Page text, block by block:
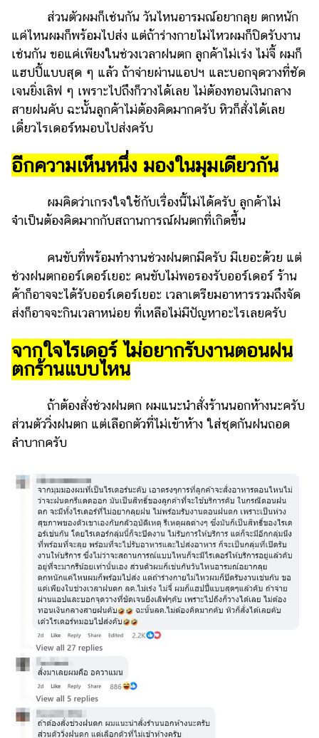
ส่วนตัวผมก็เช่นกัน วันไหนอารมณ์อยากลุย ตกหนัก
แค่ไหนผมก็พร้อมไปส่ง แต่ถ้าร่างกายไม่ไหวผมก็ปิดรับงาน
เช่นกัน ขอแค่เพียงในช่วงเวลาฝนตก ลูกค้าไม่เร่ง ไม่จี้ ผมก็
แฮปปี้แบบสุด ๆ แล้ว ถ้าจ่ายผ่านแอปฯ และบอกจุดวางที่ชัด
เจนยิ่งเลิฟ ๆ เพราะไปถึงก็วางได้เลย ไม่ต้องทอนเงินกลาง
สายฝนคับ ฉะนั้นลูกค้าไม่ต้องคิดมากครับ หิวก็สั่งได้เลย
เดี๋ยวไรเดอร์หมอบไปส่งครับ
อีกความเห็นหนึ่ง มองในมุมเดียวกัน
ผมคิดว่าเกรงใจใช้กับเรื่องนี้ไม่ได้ครับ ลูกค้าไม่
จำเป็นต้องคิดมากกับสถานการณ์ฝนตกที่เกิดขึ้น
คนขับที่พร้อมทำงานช่วงฝนตกมีครับ มีเยอะด้วย แต่
ช่วงฝนตกออร์เดอร์เยอะ คนขับไม่พอรองรับออร์เดอร์ ร้าน
ค้าก็อาจจะได้รับออร์เดอร์เยอะ เวลาเตรียมอาหารรวมถึงจัด
ส่งก็อาจจะกินเวลาหน่อย ที่เหลือไม่มีปัญหาอะไรเลยครับ
จากใจไรเดอร์ ไม่อยากรับงานตอนฝน
ตกร้านแบบไหน
ถ้าต้องสั่งช่วงฝนตก ผมแนะนำสั่งร้านนอกห้างนะครับ
ส่วนตัววิ่งฝนตก แต่เลือกตัวที่ไม่เข้าห้าง ใส่ชุดกันฝนถอด
ลำบากครับ